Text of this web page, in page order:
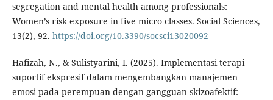
segregation and mental health among professionals:
Women’s risk exposure in five micro classes. Social Sciences,
13(2), 92. https://doi.org/10.3390/socsci13020092
Hafizah, N., & Sulistyarini, I. (2025). Implementasi terapi
suportif ekspresif dalam mengembangkan manajemen
emosi pada perempuan dengan gangguan skizoafektif: